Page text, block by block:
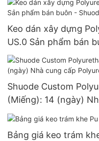
Keo dán xây dựng
US.0 Sản phẩm bán
Shuode Custom
(Miếng): 14 (ngày)
Foam tùy chỉnh
Bảng giá keo trám